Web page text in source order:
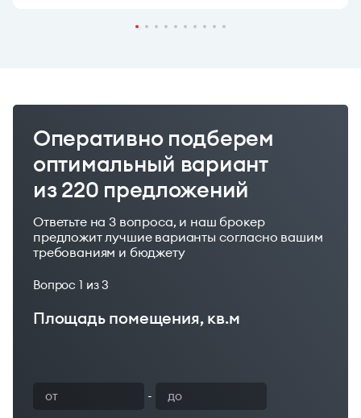
Оперативно подберем
оптимальный вариант
из 220 предложений
Ответьте на 3 вопроса, и наш брокер
предложит лучшие варианты согласно вашим
требованиям и бюджету
Вопрос 1 из 3
Площадь помещения, кв.м
-